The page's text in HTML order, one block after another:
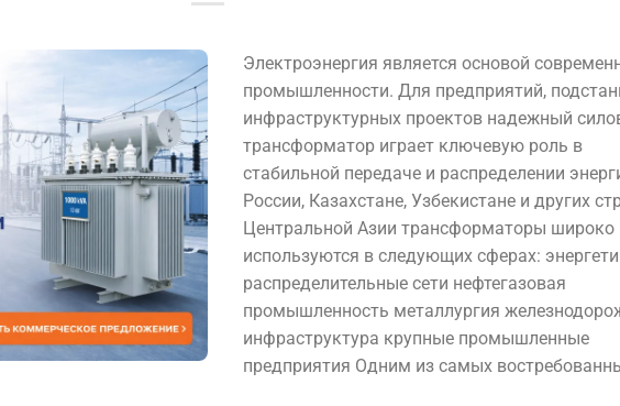
Электроэнергия является основой
промышленности. Для предприятий,
инфраструктурных проектов надежный
трансформатор играет ключевую роль в
стабильной передаче и распределении
России, Казахстане, Узбекистане и других
Центральной Азии трансформаторы широко
используются в следующих сферах:
распределительные сети нефтегазовая
промышленность металлургия
инфраструктура крупные промышленные
предприятия Одним из самых